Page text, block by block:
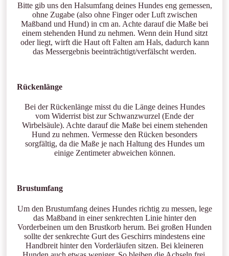
Bitte gib uns den Halsumfang deines Hundes eng gemessen,
ohne Zugabe (also ohne Finger oder Luft zwischen
Maßband und Hund) in cm an. Achte darauf die Maße bei
einem stehenden Hund zu nehmen. Wenn dein Hund sitzt
oder liegt, wirft die Haut oft Falten am Hals, dadurch kann
das Messergebnis beeinträchtigt/verfälscht werden.
Rückenlänge
Bei der Rückenlänge misst du die Länge deines Hundes
vom Widerrist bist zur Schwanzwurzel (Ende der
Wirbelsäule). Achte darauf die Maße bei einem stehenden
Hund zu nehmen. Vermesse den Rücken besonders
sorgfältig, da die Maße je nach Haltung des Hundes um
einige Zentimeter abweichen können.
Brustumfang
Um den Brustumfang deines Hundes richtig zu messen, lege
das Maßband in einer senkrechten Linie hinter den
Vorderbeinen um den Brustkorb herum. Bei großen Hunden
sollte der senkrechte Gurt des Geschirrs mindestens eine
Handbreit hinter den Vorderläufen sitzen. Bei kleineren